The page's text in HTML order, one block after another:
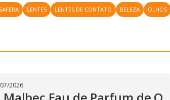
LENTES LENTES DE CONTATO BELEZA OLHOS
2026